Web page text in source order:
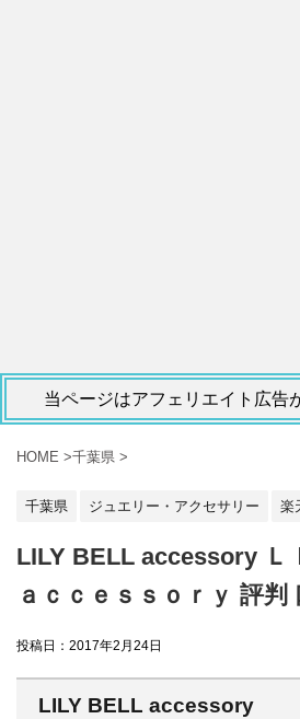
当ページはアフェリエイト広告
HOME >千葉県 >
千葉県 ジュエリー・アクセサリー 楽
LILY BELL accessory Ｌ
ａｃｃｅｓｓｏｒｙ 評判
投稿日： 2017年2月24日
LILY BELL accessory